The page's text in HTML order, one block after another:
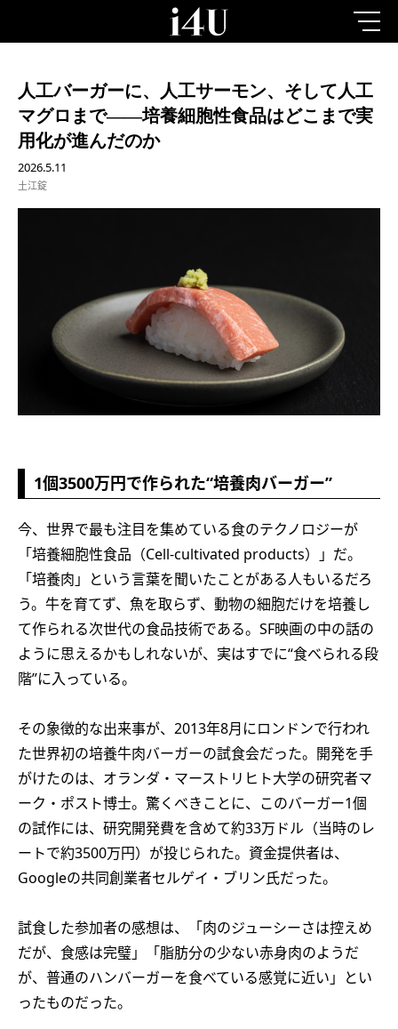
人工バーガーに、人工サーモン、そして人工
マグロまで——培養細胞性食品はどこまで実
用化が進んだのか
2026.5.11
土江錠
1個3500万円で作られた“培養肉バーガー”
今、世界で最も注目を集めている食のテクノロジーが
「培養細胞性食品（Cell-cultivated products）」だ。
「培養肉」という言葉を聞いたことがある人もいるだろ
う。牛を育てず、魚を取らず、動物の細胞だけを培養し
て作られる次世代の食品技術である。SF映画の中の話の
ように思えるかもしれないが、実はすでに“食べられる段
階”に入っている。
その象徴的な出来事が、2013年8月にロンドンで行われ
た世界初の培養牛肉バーガーの試食会だった。開発を手
がけたのは、オランダ・マーストリヒト大学の研究者マ
ーク・ポスト博士。驚くべきことに、このバーガー1個
の試作には、研究開発費を含めて約33万ドル（当時のレ
ートで約3500万円）が投じられた。資金提供者は、
Googleの共同創業者セルゲイ・ブリン氏だった。
試食した参加者の感想は、「肉のジューシーさは控えめ
だが、食感は完璧」「脂肪分の少ない赤身肉のようだ
が、普通のハンバーガーを食べている感覚に近い」とい
ったものだった。